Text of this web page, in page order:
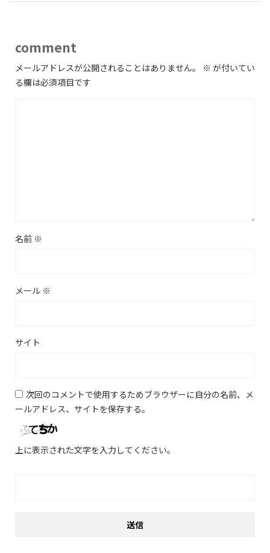
comment
メールアドレスが公開されることはありません。 ※ が付いてい
る欄は必須項目です
名前 ※
メール ※
サイト
次回のコメントで使用するためブラウザーに自分の名前、メ
ールアドレス、サイトを保存する。
上に表示された文字を入力してください。